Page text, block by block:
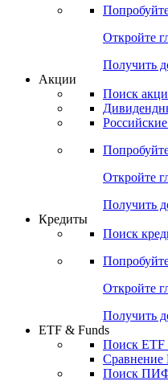
Откройте
Получить
Акции
Поиск
Откройте
Получить
Кредиты
Поиск
Откройте
Получить
ETF & Funds
Поиск ETF
Сравнение
Поиск